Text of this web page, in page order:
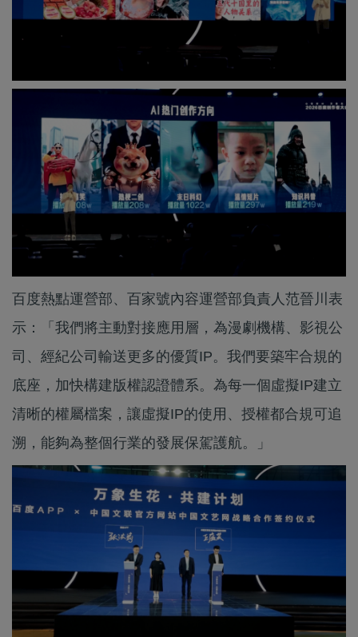
百度熱點運營部、百家號內容運營部負責人范晉川表
示：「我們將主動對接應用層，為漫劇機構、影視公
司、經紀公司輸送更多的優質IP。我們要築牢合規的
底座，加快構建版權認證體系。為每一個虛擬IP建立
清晰的權屬檔案，讓虛擬IP的使用、授權都合規可追
溯，能夠為整個行業的發展保駕護航。」